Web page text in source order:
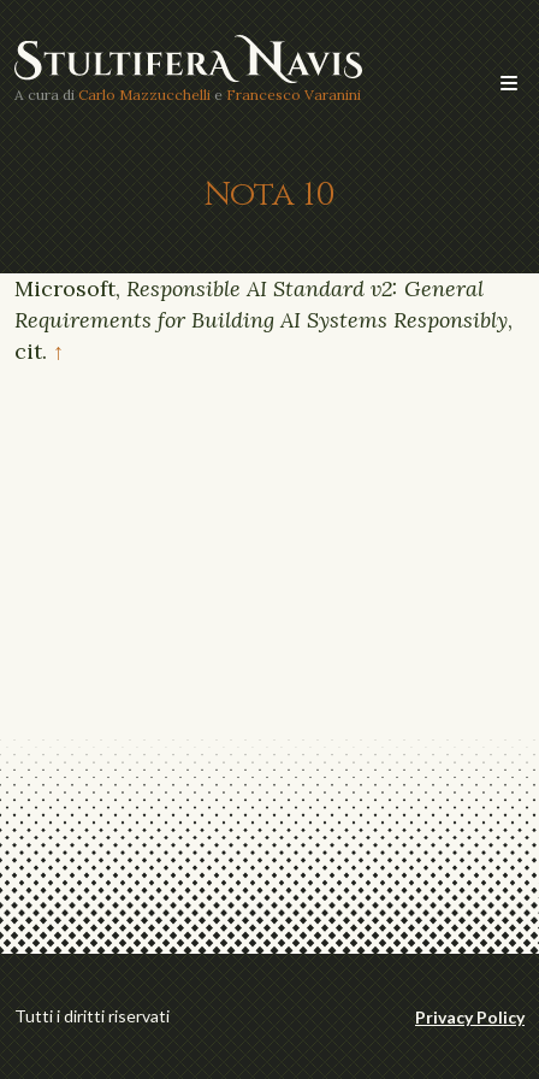
A cura di Carlo Mazzucchelli e Francesco Varanini
Nota 10
Microsoft, Responsible AI Standard v2: General
Requirements for Building AI Systems Responsibly,
cit. ↑
Tutti i diritti riservati Privacy Policy